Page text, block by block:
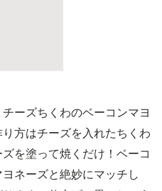
ーズちくわのベーコンマヨ
方はチーズを入れたちくわ
を塗って焼くだけ！ベーコ
ネーズと絶妙にマッチし